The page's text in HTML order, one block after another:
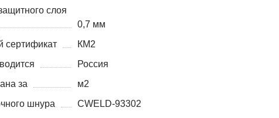
слоя
0,7 мм
сертификат
КМ2
Россия
за
м2
шнура
CWELD-93302